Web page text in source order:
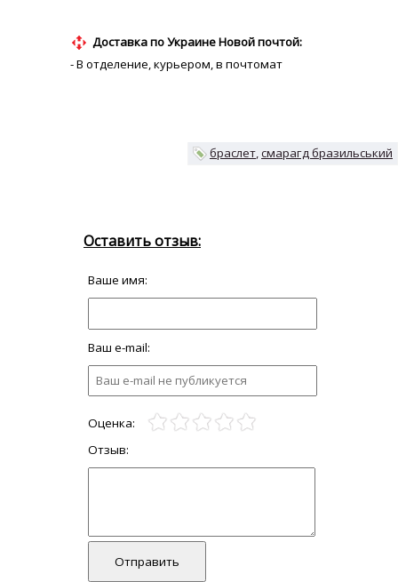
Доставка по Украине Новой почтой:
- В отделение, курьером, в почтомат
браслет смарагд бразильський